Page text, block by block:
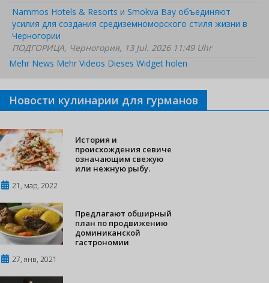
Nammos Hotels & Resorts и Smokva Bay объединяют
усилия для создания средиземноморского стиля жизни в
Черногории
ПОДГОРИЦА, Черногория, 13 Jul. 2026 11:49 Uhr
Mehr News Mehr Videos Dieses Widget holen
Новости кулинарии для гурманов
История и
происхождения севиче
означающим свежую
или нежную рыбу.
21, мар, 2022
Предлагают обширный
план по продвижению
доминиканской
гастрономии
27, янв, 2021